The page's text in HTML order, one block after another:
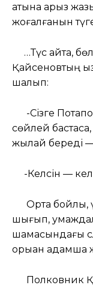
атына арыз
жоғалғанын
…Түс қайта,
Қайсеновтың
шалып:
-Сізге
сөйлей
жылай береді
-Келсін —
Орта бойлы,
шығып,
шамасындағы
қорыққан адамша
Полковник